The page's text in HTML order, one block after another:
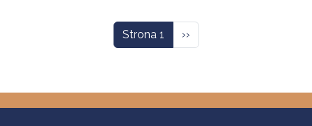
Strona 1 Następna strona
››